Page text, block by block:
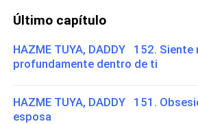
Último capítulo
HAZME TUYA, DADDY 152. Siente
profundamente dentro de ti
HAZME TUYA, DADDY 151.
esposa